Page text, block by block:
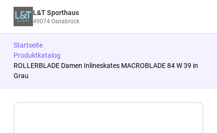
L&T Sporthaus
49074 Osnabrück
Startseite
Produktkatalog
ROLLERBLADE Damen Inlineskates MACROBLADE 84 W 39 in
Grau